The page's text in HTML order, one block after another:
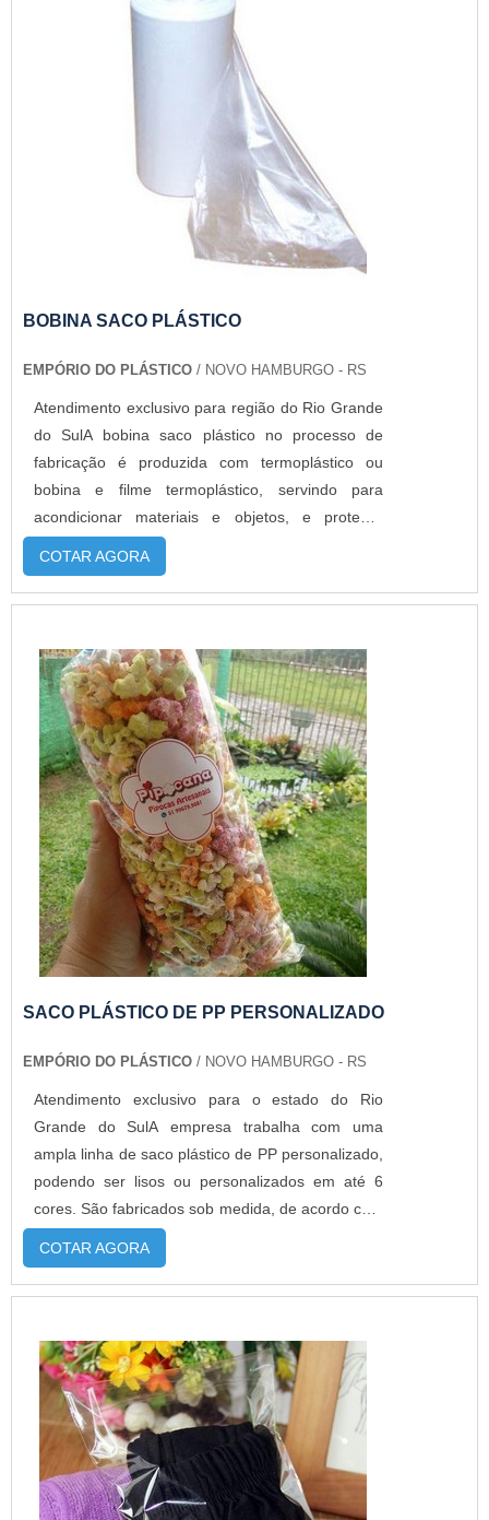
BOBINA SACO PLÁSTICO
EMPÓRIO DO PLÁSTICO / NOVO HAMBURGO - RS
Atendimento exclusivo para região do Rio Grande
do SulA bobina saco plástico no processo de
fabricação é produzida com termoplástico ou
bobina e filme termoplástico, servindo para
acondicionar materiais e objetos, e proteger
inúmeros bens de consumo, especialmente
alimentos perecíveis e não perecíveis. As bobinas
plásticas tem um formato diferenciado de carretel
espaço. As substâncias encont...
COTAR AGORA
SACO PLÁSTICO DE PP PERSONALIZADO
EMPÓRIO DO PLÁSTICO / NOVO HAMBURGO - RS
Atendimento exclusivo para o estado do Rio
Grande do SulA empresa trabalha com uma
ampla linha de saco plástico de PP personalizado,
podendo ser lisos ou personalizados em até 6
cores. São fabricados sob medida, de acordo com
a necessidade de cada cliente. Além disso, esta
embalagem flexível poder ser fabricado com dois
tipos de adesivo: permanente e abre e
PRODUTONo caso do saco PP adesivado perm...
COTAR AGORA